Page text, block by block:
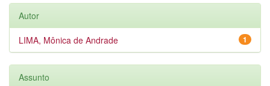
Autor
1
LIMA, Mônica de Andrade
Assunto